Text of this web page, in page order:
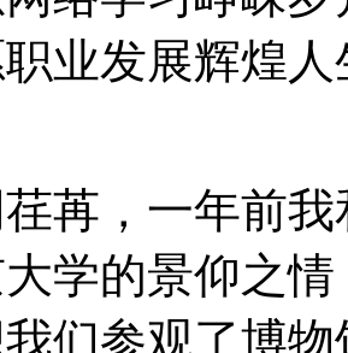
发展辉煌人
，一年前我
学的景仰之
们参观了博